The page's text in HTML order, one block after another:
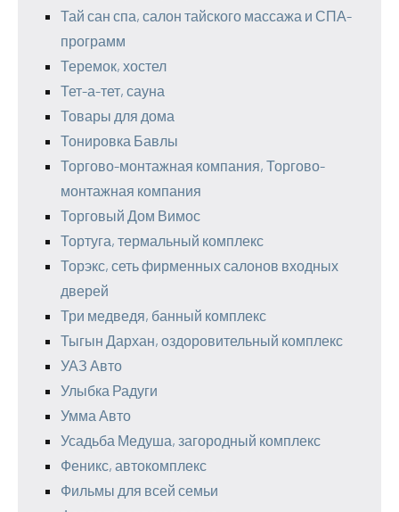
Тай сан спа, салон тайского массажа и СПА-
программ
Теремок, хостел
Тет-а-тет, сауна
Товары для дома
Тонировка Бавлы
Торгово-монтажная компания, Торгово-
монтажная компания
Торговый Дом Вимос
Тортуга, термальный комплекс
Торэкс, сеть фирменных салонов входных
дверей
Три медведя, банный комплекс
Тыгын Дархан, оздоровительный комплекс
УАЗ Авто
Улыбка Радуги
Умма Авто
Усадьба Медуша, загородный комплекс
Феникс, автокомплекс
Фильмы для всей семьи